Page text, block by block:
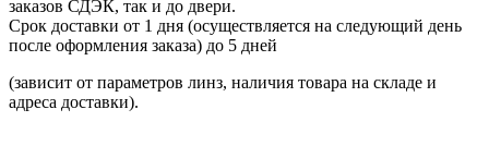
заказов СДЭК, так и до двери.
Срок доставки от 1 дня (осуществляется на следующий день
после оформления заказа) до 5 дней
(зависит от параметров линз, наличия товара на складе и
адреса доставки).